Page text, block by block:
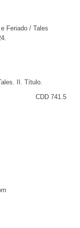
Feriado / Tales
II. Título.
CDD 741.5